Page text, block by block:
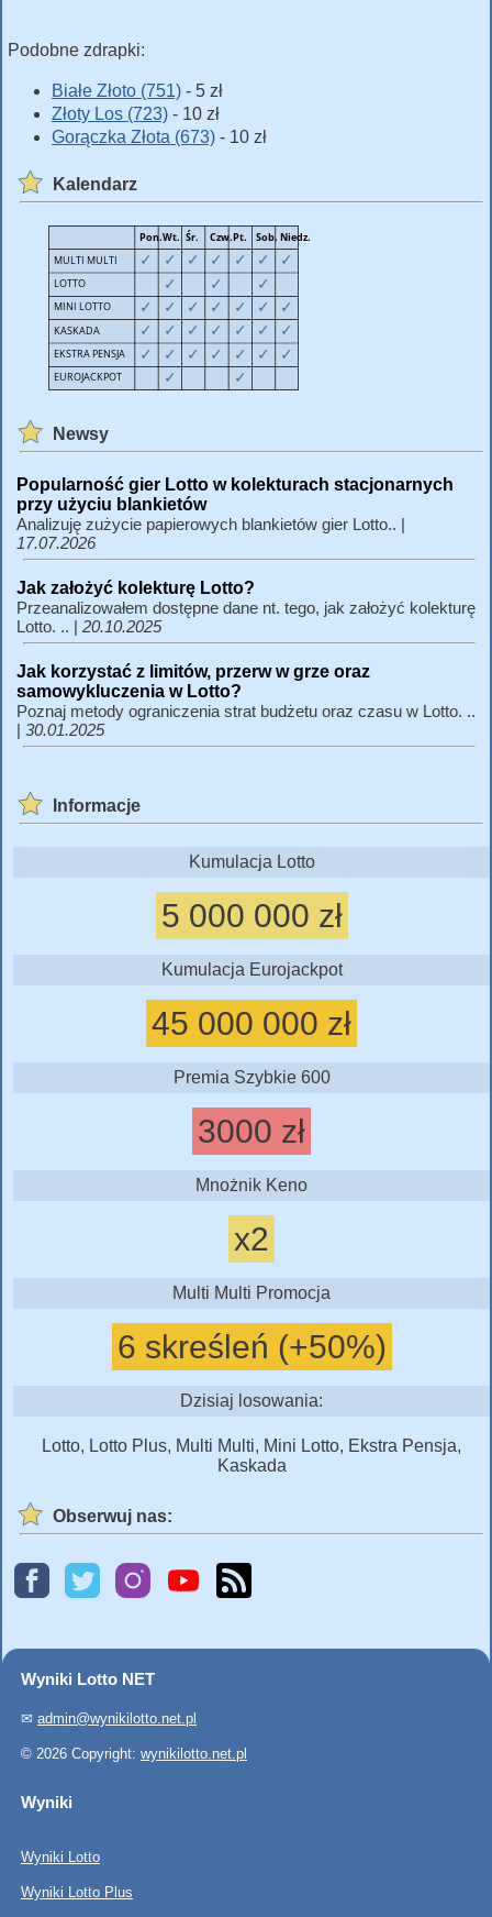
Podobne zdrapki:
Białe Złoto (751) - 5 zł
Złoty Los (723) - 10 zł
Gorączka Złota (673) - 10 zł
Kalendarz
Newsy
Popularność gier Lotto w kolekturach stacjonarnych
przy użyciu blankietów
Analizuję zużycie papierowych blankietów gier Lotto.. |
17.07.2026
Jak założyć kolekturę Lotto?
Przeanalizowałem dostępne dane nt. tego, jak założyć kolekturę
Lotto. .. | 20.10.2025
Jak korzystać z limitów, przerw w grze oraz
samowykluczenia w Lotto?
Poznaj metody ograniczenia strat budżetu oraz czasu w Lotto. ..
| 30.01.2025
Informacje
Kumulacja Lotto
5 000 000 zł
Kumulacja Eurojackpot
45 000 000 zł
Premia Szybkie 600
3000 zł
Mnożnik Keno
x2
Multi Multi Promocja
6 skreśleń (+50%)
Dzisiaj losowania:
Lotto, Lotto Plus, Multi Multi, Mini Lotto, Ekstra Pensja,
Kaskada
Obserwuj nas:
Wyniki Lotto NET
✉ admin@wynikilotto.net.pl
© 2026 Copyright: wynikilotto.net.pl
Wyniki
Wyniki Lotto
Wyniki Lotto Plus